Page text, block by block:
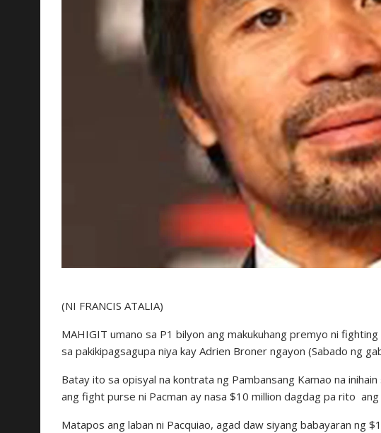
(NI FRANCIS ATALIA)
MAHIGIT umano sa P1 bilyon ang makukuhang premyo ni
sa pakikipagsagupa niya kay Adrien Broner ngayon (Sabado ng
Batay ito sa opisyal na kontrata ng Pambansang Kamao na
ang fight purse ni Pacman ay nasa $10 million dagdag pa rito
Matapos ang laban ni Pacquiao, agad daw siyang babayaran ng